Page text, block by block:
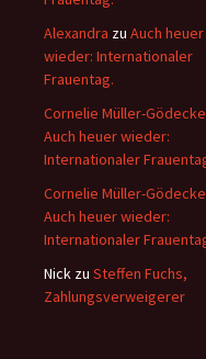
Alexandra zu Auch heuer
wieder: Internationaler
Frauentag.
Cornelie Müller-Gödecke
Auch heuer wieder:
Internationaler
Cornelie Müller-Gödecke
Auch heuer wieder:
Internationaler
Nick zu Steffen Fuchs,
Zahlungsverweigerer